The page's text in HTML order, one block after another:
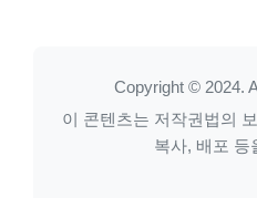
Copyright © 2024.
이 콘텐츠는 저작권법의
복사, 배포 등